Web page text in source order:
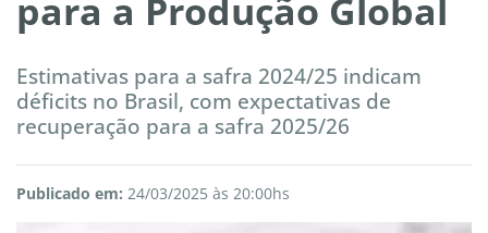
para a Produção Global
Estimativas para a safra 2024/25 indicam
déficits no Brasil, com expectativas de
recuperação para a safra 2025/26
Publicado em: 24/03/2025 às 20:00hs